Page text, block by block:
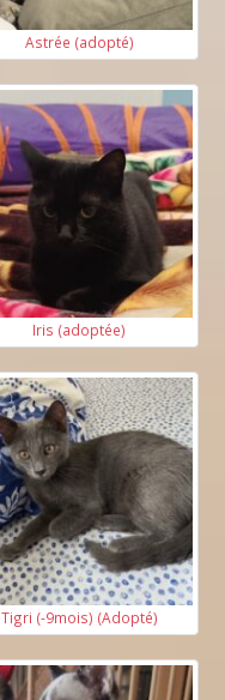
Astrée (adopté)
Iris (adoptée)
Tigri (-9mois) (Adopté)